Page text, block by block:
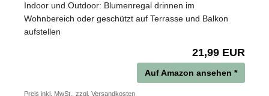
Indoor und Outdoor: Blumenregal drinnen im
Wohnbereich oder geschützt auf Terrasse und Balkon
aufstellen
21,99 EUR
Auf Amazon ansehen *
Preis inkl. MwSt., zzgl. Versandkosten